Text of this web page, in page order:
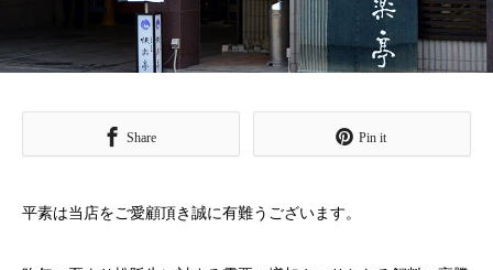
Share Pin it
平素は当店をご愛顧頂き誠に有難うございます。